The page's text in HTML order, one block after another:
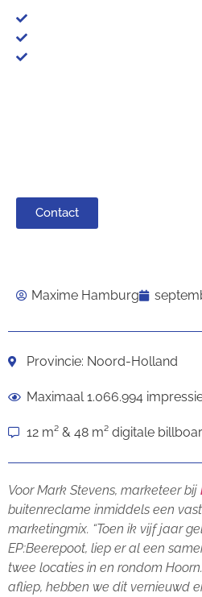
Contact
Maxime Hamburg
Provincie: Noord-Holland
Maximaal 1.066.994
12 m² & 48 m² digitale
Voor Mark Stevens, marketeer bij
buitenreclame inmiddels een
marketingmix. “Toen ik vijf jaar
EP:Beerepoot, liep er al een
twee locaties in en rondom
afliep, hebben we dit vernieuwd